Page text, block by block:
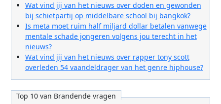
Wat vind jij van het nieuws over doden en gewonden
bij schietpartij op middelbare school bij bangkok?
Is meta moet ruim half miljard dollar betalen vanwege
mentale schade jongeren volgens jou terecht in het
nieuws?
Wat vind jij van het nieuws over rapper tony scott
overleden 54 vaandeldrager van het genre hiphouse?
Top 10 van Brandende vragen